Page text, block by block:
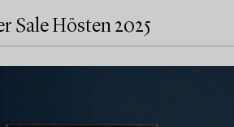
Sale Hösten 2025